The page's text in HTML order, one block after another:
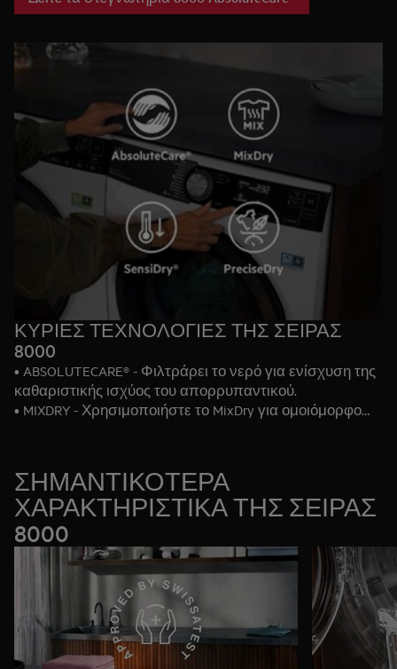
μαζέψουν και ότι τα μεταξωτά δεν θα χάσουν το σχήμα
στα ρούχα outdoor και φέρει την πιστοποίηση Woolmark
Blue.
ΚΥΡΙΕΣ ΤΕΧΝΟΛΟΓΙΕΣ ΤΗΣ ΣΕΙΡΑΣ
8000
• ABSOLUTECARE® - Φιλτράρει το νερό για ενίσχυση της
καθαριστικής ισχύος του απορρυπαντικού.
• MIXDRY - Χρησιμοποιήστε το MixDry για ομοιόμορφο
• PRECISEDRY - Βελτιστοποιεί τον χρόνο στεγνώματος,
εξοικονομώντας ενέργεια και χρόνο.
ΣΗΜΑΝΤΙΚΟΤΕΡΑ
ΧΑΡΑΚΤΗΡΙΣΤΙΚΑ ΤΗΣ ΣΕΙΡΑΣ
8000